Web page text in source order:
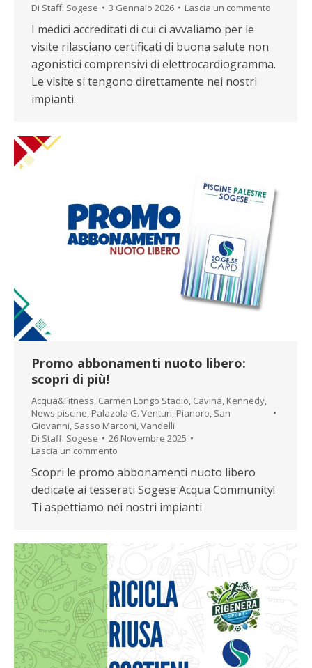
Di Staff. Sogese 3 Gennaio 2026 Lascia un commento
I medici accreditati di cui ci avvaliamo per le
visite rilasciano certificati di buona salute non
agonistici comprensivi di elettrocardiogramma.
Le visite si tengono direttamente nei nostri
impianti.
Promo abbonamenti nuoto libero:
scopri di più!
Acqua&Fitness, Carmen Longo Stadio, Cavina, Kennedy,
News piscine, Palazola G. Venturi, Pianoro, San
Giovanni, Sasso Marconi,Vandelli
Di Staff. Sogese
26 Novembre 2025
Lascia un commento
Scopri le promo abbonamenti nuoto libero
dedicate ai tesserati Sogese Acqua Community!
Ti aspettiamo nei nostri impianti